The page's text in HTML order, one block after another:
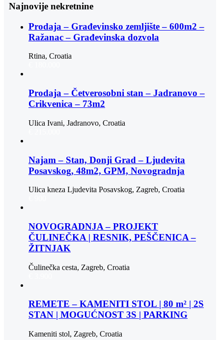
Najnovije nekretnine
Prodaja – Građevinsko zemljište – 600m2 –
Ražanac – Građevinska dozvola
Rtina, Croatia
Prodaja – Četverosobni stan – Jadranovo –
Crikvenica – 73m2
Ulica Ivani, Jadranovo, Croatia
Najam – Stan, Donji Grad – Ljudevita
Posavskog, 48m2, GPM, Novogradnja
Ulica kneza Ljudevita Posavskog, Zagreb, Croatia
NOVOGRADNJA – PROJEKT
ČULINEČKA | RESNIK, PEŠČENICA –
ŽITNJAK
Čulinečka cesta, Zagreb, Croatia
REMETE – KAMENITI STOL | 80 m² | 2S
STAN | MOGUĆNOST 3S | PARKING
Kameniti stol, Zagreb, Croatia